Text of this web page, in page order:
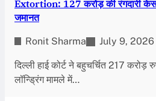
Extortion: 127 करोड़ की रंगदारी
जमानत
Ronit Sharma July 9, 2026
दिल्ली हाई कोर्ट ने बहुचर्चित 217 करोड़
लॉन्ड्रिंग मामले में…